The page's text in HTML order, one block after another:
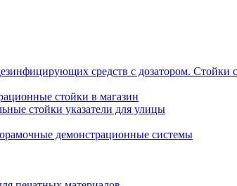
средств с дозатором. Стойки
стойки в магазин
стойки указатели для улицы
демонстрационные системы